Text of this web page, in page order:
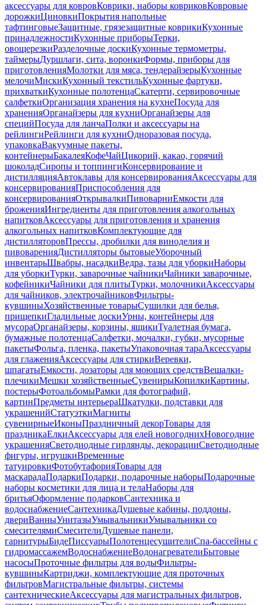
аксессуары для ковровКоврики, наборы ковриковКовровые
дорожкиЦиновкиПокрытия напольные
тафтинговыеЗащитные, грязезащитные коврикиКухонные
принадлежностиКухонные приборыТерки,
овощерезкиРазделочные доскиКухонные термометры,
таймерыДуршлаги, сита, воронкиФормы, приборы для
приготовленияМолотки для мяса, тендерайзерыКухонные
мелочиМискиКухонный текстильКухонные фартуки,
прихваткиКухонные полотенцаСкатерти, сервировочные
салфеткиОрганизация хранения на кухнеПосуда для
храненияОрганайзеры для кухниОрганайзеры для
специйПосуда для ланчаПолки и аксессуары на
рейлингиРейлинги для кухниОдноразовая посуда,
упаковкаВакуумные пакеты,
контейнерыБакалеяКофеЧайЦикорий, какао, горячий
шоколадСиропы и топпингиКонсервирование и
дистилляцияАвтоклавы для консервированияАксессуары для
консервированияПриспособления для
консервированияОткрывалкиПивоварниЕмкости для
броженияИнгредиенты для приготовления алкогольных
напитковАксессуары для приготовления и хранения
алкогольных напитковКомплектующие для
дистилляторовПрессы, дробилки для виноделия и
пивоваренияДистилляторы бытовыеУборочный
инвентарьШвабры, насадкиВедра, тазы для уборкиНаборы
для уборкиТурки, заварочные чайникиЧайники заварочные,
кофейникиЧайники для плитыТурки, молочникиАксессуары
для чайников, электрочайниковФильтры-
кувшиныХозяйственные товарыСушилки для белья,
прищепкиГладильные доскиУрны, контейнеры для
мусораОрганайзеры, корзины, ящикиТуалетная бумага,
бумажные полотенцаСалфетки, мочалки, губки, мусорные
пакетыФольга, пленка, пакетыУпаковочная тараАксессуары
для глаженияАксессуары для стиркиВеревки,
шпагатыЕмкости, дозаторы для моющих средствВешалки-
плечикиМешки хозяйственныеСувенирыКопилкиКартины,
постерыФотоальбомыРамки для фотографий,
картинПредметы интерьераШкатулки, подставки для
украшенийСтатуэткиМагниты
сувенирныеИконыПраздничный декорТовары для
праздникаЕлкиАксессуары для елей новогоднихНовогодние
украшенияСветодиодные гирлянды, декорацииСветодиодные
фигуры, игрушкиВременные
татуировкиФотобутафорияТовары для
маскарадаПодаркиПодарки, подарочные наборыПодарочные
наборы косметики для лица и телаНаборы для
бритьяОформление подарковСантехника и
водоснабжениеСантехникаДушевые кабины, поддоны,
двериВанныУнитазыУмывальникиУмывальники со
смесителямиСмесителиДушевые панели,
гарнитурыБидеПиссуарыПолотенцесушителиСпа-бассейны с
гидромассажемВодоснабжениеВодонагревателиБытовые
насосыПроточные фильтры для водыФильтры-
кувшиныКартриджи, комплектующие для проточных
фильтровМагистральные фильтры, системы
сантехническиеАксессуары для магистральных фильтров,